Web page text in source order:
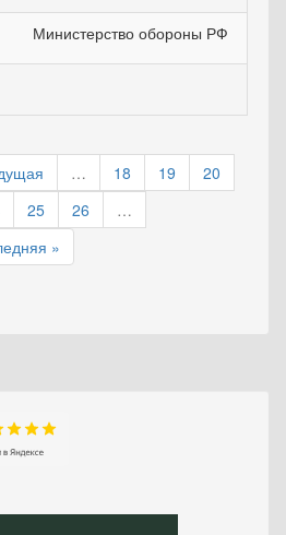
Министерство обороны РФ
… 18 19
20
25 26
…
»